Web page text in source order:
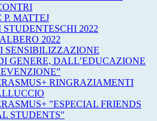
MATTEJ
2022
2022
SENSIBILIZZAZIONE
GENERE, DALL’EDUCAZIONE
RINGRAZIAMENTI
"ESPECIAL FRIENDS
STUDENTS"